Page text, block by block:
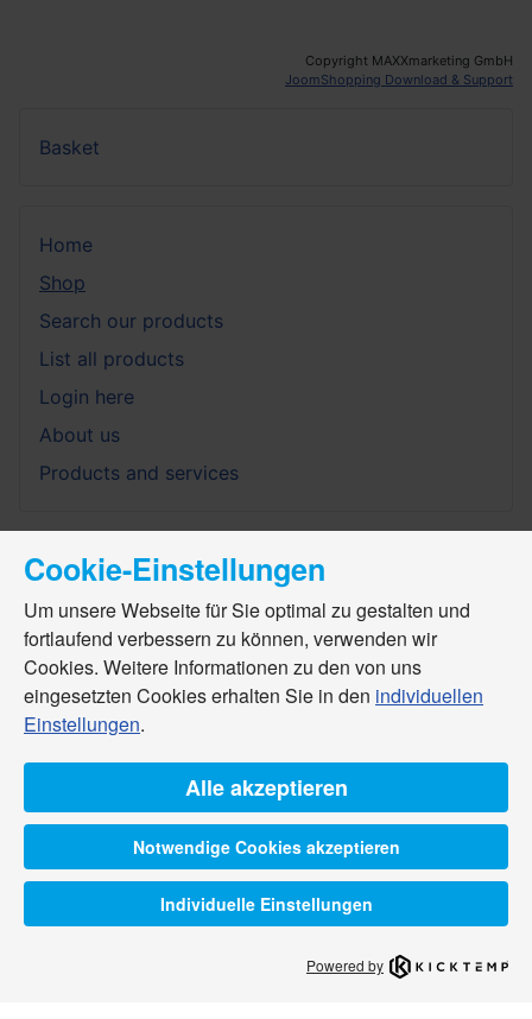
Copyright MAXXmarketing GmbH
JoomShopping Download & Support
Basket
Home
Shop
Search our products
List all products
Login here
About us
Products and services
Cookie-Einstellungen
Um unsere Webseite für Sie optimal zu gestalten und
fortlaufend verbessern zu können, verwenden wir
Cookies. Weitere Informationen zu den von uns
eingesetzten Cookies erhalten Sie in den individuellen
Einstellungen.
Alle akzeptieren
Notwendige Cookies akzeptieren
Individuelle Einstellungen
Powered by